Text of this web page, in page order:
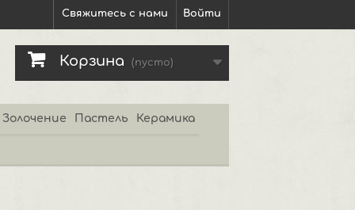
Войти
Свяжитесь с нами
Корзина (пусто)
Золочение Пастель Керамика